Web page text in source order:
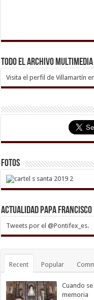
Todo el archivo
Visita el perfil de Villamartín
Fotos
Actualidad Papa Francisco
Tweets por el @Pontifex_es.
Recent Popular
Cuando
memoria